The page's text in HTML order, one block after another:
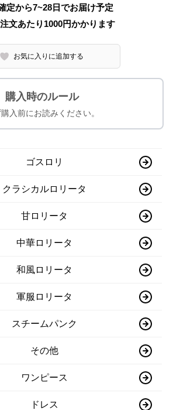
定から7~28日でお届け予定
文あたり 1000円かかります
お気に入りに追加する
購入時のルール
入前にお読みください。
ゴスロリ
クラシカルロリータ
甘ロリータ
中華ロリータ
和風ロリータ
軍服ロリータ
スチームパンク
その他
ワンピース
ドレス